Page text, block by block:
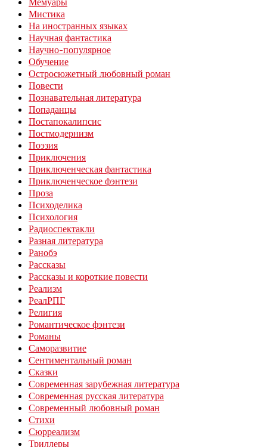
Мистика
На иностранных языках
Научная фантастика
Научно-популярное
Обучение
Остросюжетный любовный роман
Повести
Познавательная литература
Попаданцы
Постапокалипсис
Постмодернизм
Поэзия
Приключения
Приключенческая фантастика
Приключенческое фэнтези
Проза
Психоделика
Психология
Радиоспектакли
Разная литература
Ранобэ
Рассказы
Рассказы и короткие повести
Реализм
РеалРПГ
Религия
Романтическое фэнтези
Романы
Саморазвитие
Сентиментальный роман
Сказки
Современная зарубежная литература
Современная русская литература
Современный любовный роман
Стихи
Сюрреализм
Триллеры